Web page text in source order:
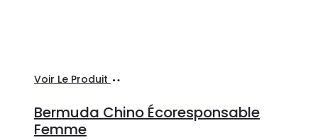
Voir Le Produit
panier
Bermuda Chino Écoresponsable
Femme